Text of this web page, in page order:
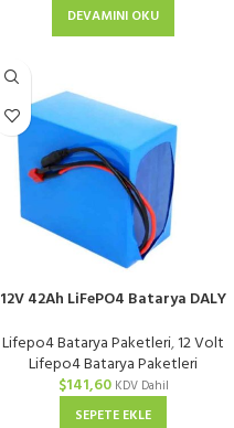
DEVAMINI OKU
12V 42Ah LiFePO4 Batarya DALY
Lifepo4 Batarya Paketleri,12 Volt
Lifepo4 Batarya Paketleri
$141,60 KDV Dahil
SEPETE EKLE